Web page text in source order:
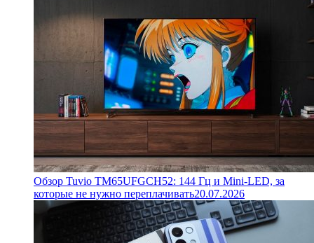
Обзор Tuvio TM65UFGCH52: 144 Гц и Mini-LED, за
которые не нужно переплачивать20.07.2026